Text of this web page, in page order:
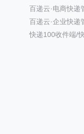
百递云·电商快递
百递云·企业快递
快递100收件端/